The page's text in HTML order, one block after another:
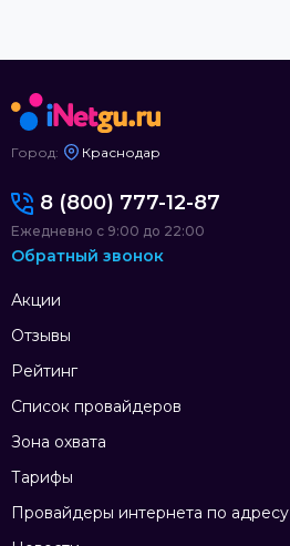
Город: Краснодар
Акции
Отзывы
Рейтинг
Список провайдеров
Зона охвата
Тарифы
Провайдеры интернета по адресу
8 (800) 777-12-87
Ежедневно с 9:00 до 22:00
Обратный звонок